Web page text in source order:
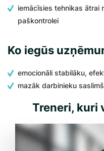
iemācīsies tehnikas ātrai
paškontrolei
Ko iegūs
emocionāli stabilāku,
mazāk darbinieku
Treneri, kuri